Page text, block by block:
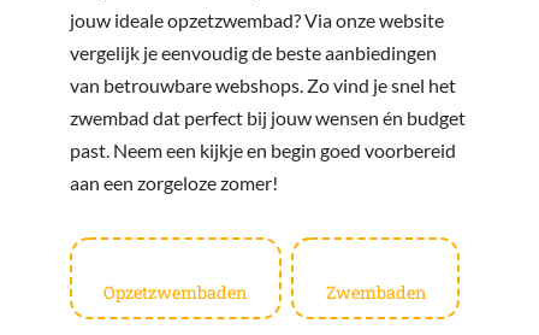
jouw ideale opzetzwembad? Via onze website
vergelijk je eenvoudig de beste aanbiedingen
van betrouwbare webshops. Zo vind je snel het
zwembad dat perfect bij jouw wensen én budget
past. Neem een kijkje en begin goed voorbereid
aan een zorgeloze zomer!
Opzetzwembaden Zwembaden